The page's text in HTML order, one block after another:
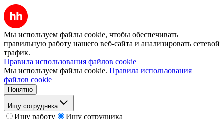
Мы используем файлы cookie, чтобы обеспечивать
правильную работу нашего веб-сайта и анализировать сетевой
трафик.
Правила использования файлов cookie
Мы используем файлы cookie. Правила использования
файлов cookie
Понятно
Ищу сотрудника
Ищу работу
Ищу сотрудника